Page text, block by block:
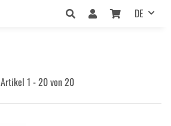
DE
Artikel 1 - 20 von 20